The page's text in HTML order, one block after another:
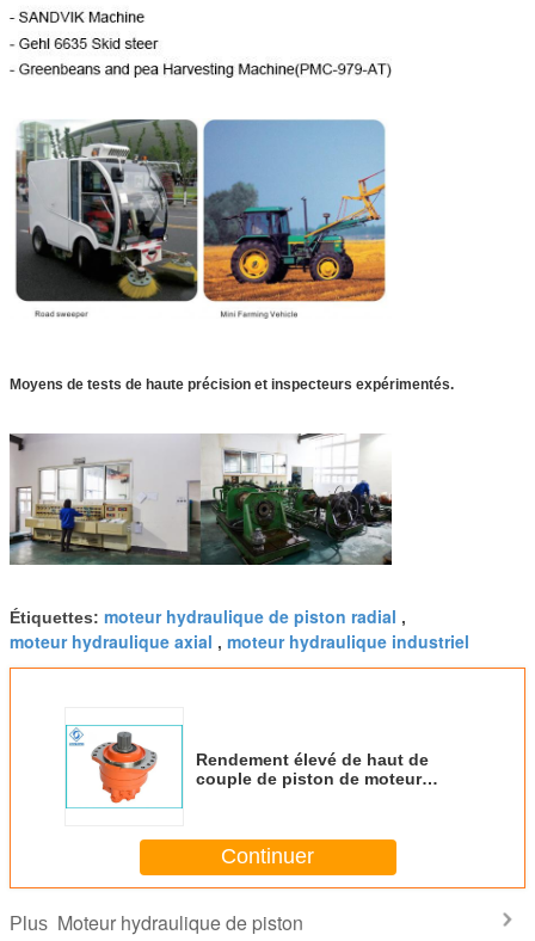
Moyens de tests de haute précision et inspecteurs expérimentés.
Étiquettes: moteur hydraulique de piston radial ,
moteur hydraulique axial , moteur hydraulique industriel
Rendement élevé de haut de
couple de piston de moteur
Continuer
Plus Moteur hydraulique de piston